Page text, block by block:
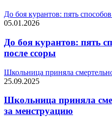
До боя курантов: пять
05.01.2026
До боя курантов: пять
после ссоры
Школьница приняла
25.09.2025
Школьница приняла
за менструацию